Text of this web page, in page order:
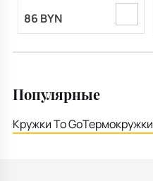
86 BYN
Популярные
Кружки To GoТермокружки